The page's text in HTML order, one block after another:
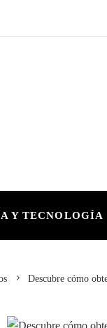
Y TECNOLOGÍA
Descubre cómo